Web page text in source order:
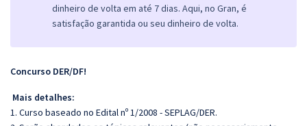
dinheiro de volta em até 7 dias. Aqui, no Gran, é
satisfação garantida ou seu dinheiro de volta.
Concurso DER/DF!
Mais detalhes:
1. Curso baseado no Edital nº 1/2008 - SEPLAG/DER.